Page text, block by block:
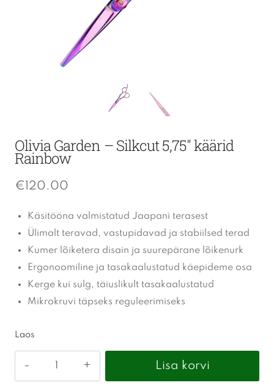
Olivia Garden – Silkcut 5,75″ käärid
Rainbow
€ 120.00
Käsitööna valmistatud Jaapani terasest
Ülimalt teravad, vastupidavad ja stabiilsed terad
Kumer lõiketera disain ja suurepärane lõikenurk
Ergonoomiline ja tasakaalustatud käepideme osa
Kerge kui sulg, täiuslikult tasakaalustatud
Mikrokruvi täpseks reguleerimiseks
Laos
Lisa korvi